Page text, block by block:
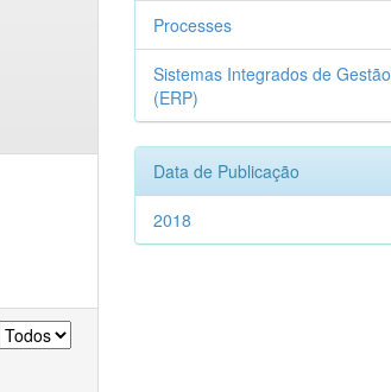
Processes
Sistemas Integrados de Gestão
(ERP)
Data de Publicação
2018